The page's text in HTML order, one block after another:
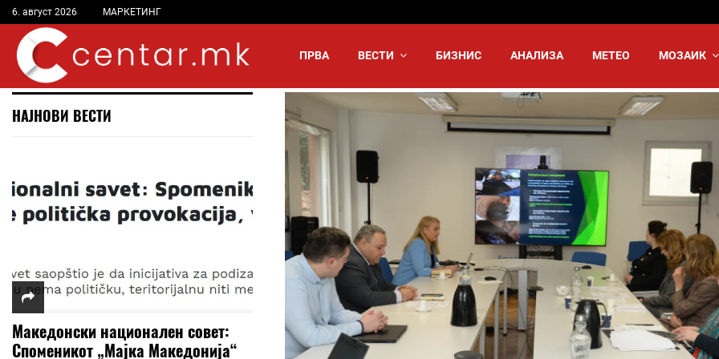
6. август 2026 МАРКЕТИНГ
ПРВА ВЕСТИ БИЗНИС АНАЛИЗА МЕТЕО МОЗАИК
НАЈНОВИ ВЕСТИ
Македонски национален совет:
Споменикот „Мајка Македонија“